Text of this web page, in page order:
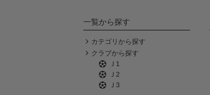
一覧から探す
カテゴリから探す
クラブから探す
Ｊ1
Ｊ2
Ｊ3